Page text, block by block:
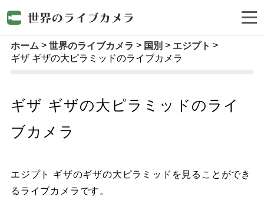
ホーム 世界のライブカメラ 国別
エジプト
ギザ ギザの大ピラミッドのライブカメラ
ギザ ギザの大ピラミッドのライ
ブカメラ
エジプト ギザのギザの大ピラミッドを見ることができ
るライブカメラです。